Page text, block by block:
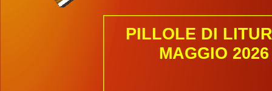
PILLOLE DI
MAGGIO 2026